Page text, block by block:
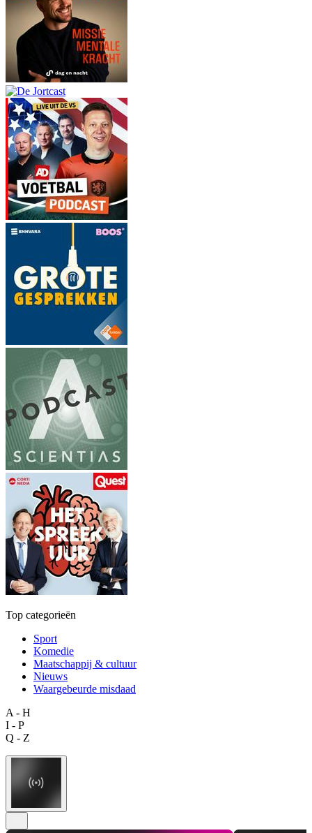
Top categorieën
Sport
Komedie
Maatschappij & cultuur
Nieuws
Waargebeurde misdaad
A - H
I - P
Q - Z